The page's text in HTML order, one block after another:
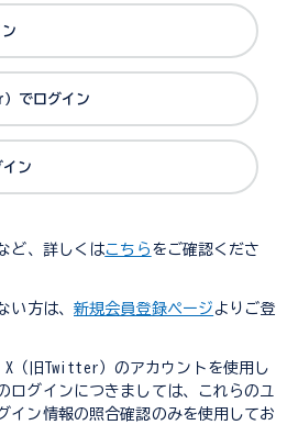
ン
でログイン
イン
ど、詳しくはこちら をご確認くださ
い方は、 新規会員登録ページ よりご登
X（旧Twitter）のアカウントを使用し
ログインにつきましては、これらのユ
イン情報の照合確認のみを使用してお